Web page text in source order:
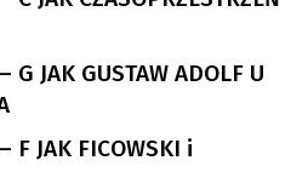
JAK GUSTAW ADOLF U
JAK FICOWSKI i